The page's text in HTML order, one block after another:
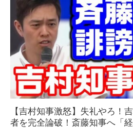
【吉村知事激怒】失礼やろ！
者を完全論破！斎藤知事へ「経